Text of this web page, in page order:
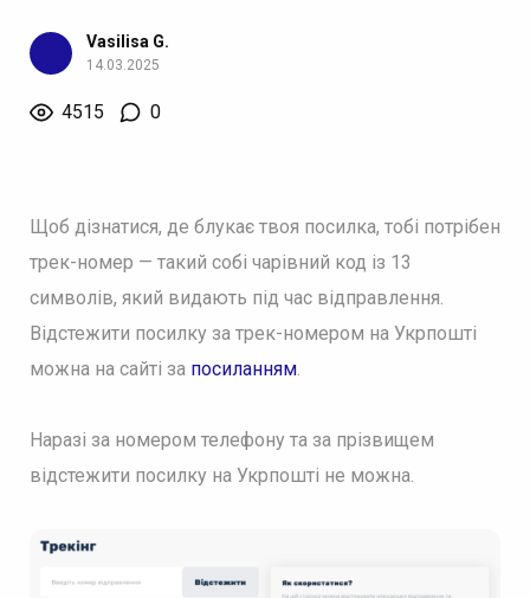
Vasilisa G.
14.03.2025
4515 0
Щоб дізнатися, де блукає твоя посилка, тобі потрібен
трек-номер — такий собі чарівний код із 13
символів, який видають під час відправлення.
Відстежити посилку за трек-номером на Укрпошті
можна на сайті за посиланням.
Наразі за номером телефону та за прізвищем
відстежити посилку на Укрпошті не можна.